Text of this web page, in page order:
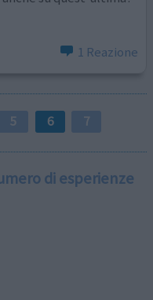
1 Reazione
5 6 7
di esperienze